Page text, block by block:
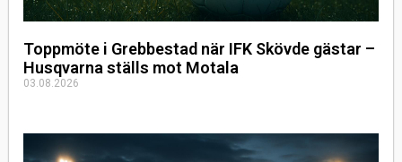
Toppmöte i Grebbestad när IFK Skövde gästar –
Husqvarna ställs mot Motala
03.08.2026